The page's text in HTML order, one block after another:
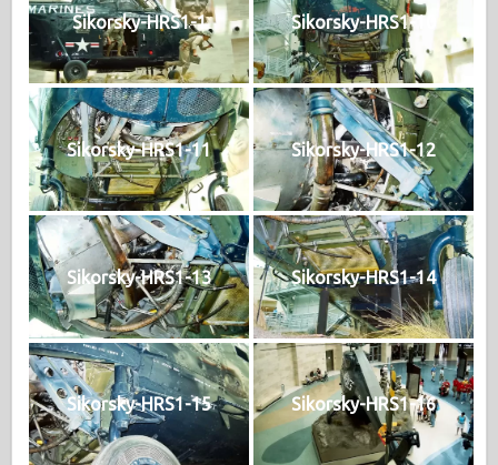
Sikorsky-HRS1-1 Sikorsky-HRS1-10
Sikorsky-HRS1-11 Sikorsky-HRS1-12
Sikorsky-HRS1-13 Sikorsky-HRS1-14
Sikorsky-HRS1-15 Sikorsky-HRS1-16